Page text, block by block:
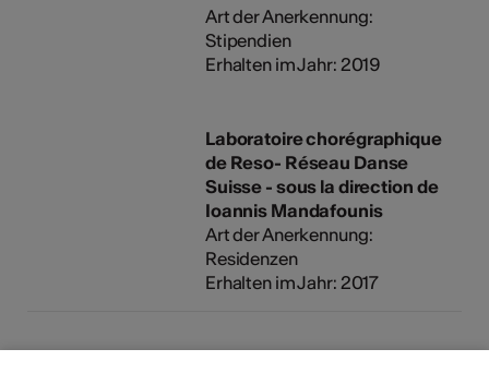
Art der Anerkennung:
Stipendien
Erhalten im Jahr: 2019
Laboratoire chorégraphique
de Reso- Réseau Danse
Suisse - sous la direction de
Ioannis Mandafounis
Art der Anerkennung:
Residenzen
Erhalten im Jahr: 2017